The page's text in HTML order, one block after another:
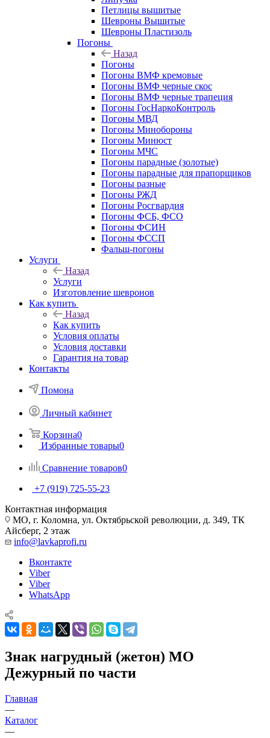
Петлицы вышитые
Шевроны Вышитые
Шевроны Пластизоль
Погоны
Назад
Погоны
Погоны ВМФ кремовые
Погоны ВМФ черные скос
Погоны ВМФ черные трапеция
Погоны ГосНаркоКонтроль
Погоны МВД
Погоны Минобороны
Погоны Минюст
Погоны МЧС
Погоны парадные (золотые)
Погоны парадные для прапорщиков
Погоны разные
Погоны РЖД
Погоны Росгвардия
Погоны ФСБ, ФСО
Погоны ФСИН
Погоны ФССП
Фальш-погоны
Услуги
Назад
Услуги
Изготовление шевронов
Как купить
Назад
Как купить
Условия оплаты
Условия доставки
Гарантия на товар
Контакты
Помона
Личный кабинет
Корзина0
Избранные товары0
Сравнение товаров0
+7 (919) 725-55-23
Контактная информация
МО, г. Коломна, ул. Октябрьской революции, д. 349, ТК
Айсберг, 2 этаж
info@lavkaprofi.ru
Вконтакте
Viber
Viber
WhatsApp
Знак нагрудный (жетон) МО
Дежурный по части
Главная
—
Каталог
—